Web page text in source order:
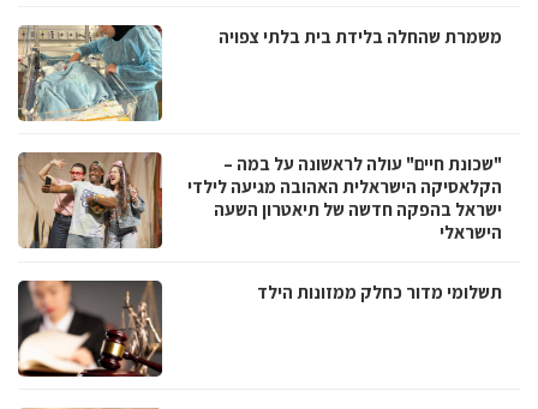
משמרת שהחלה בלידת בית בלתי צפויה
"שכונת חיים" עולה לראשונה על במה –
הקלאסיקה הישראלית האהובה מגיעה לילדי
ישראל בהפקה חדשה של תיאטרון השעה
הישראלי
תשלומי מדור כחלק ממזונות הילד